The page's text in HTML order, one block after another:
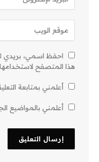
احفظ اسمي، بريدي
هذا المتصفح
أعلمني بمتابعة
أعلمني بالمواضيع